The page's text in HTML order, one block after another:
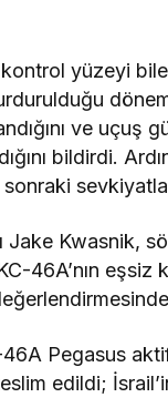
yüzeyi
ve uçuş
bildirdi.
Jake Kwasnik,
46A’nın
Pegasus
edildi;